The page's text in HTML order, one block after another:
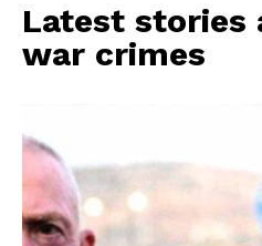
Latest stories
war crimes